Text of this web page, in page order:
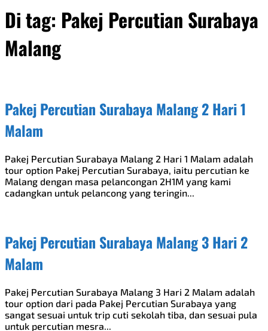
Di tag: Pakej Percutian Surabaya
Malang
Pakej Percutian Surabaya Malang 2 Hari 1
Malam
Pakej Percutian Surabaya Malang 2 Hari 1 Malam adalah
tour option Pakej Percutian Surabaya, iaitu percutian ke
Malang dengan masa pelancongan 2H1M yang kami
cadangkan untuk pelancong yang teringin...
Pakej Percutian Surabaya Malang 3 Hari 2
Malam
Pakej Percutian Surabaya Malang 3 Hari 2 Malam adalah
tour option dari pada Pakej Percutian Surabaya yang
sangat sesuai untuk trip cuti sekolah tiba, dan sesuai pula
untuk percutian mesra...